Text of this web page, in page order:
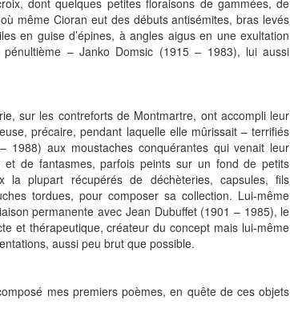
où même Cioran eut des débuts antisémites, bras levés
guise d’épines, à angles aigus en une exultation
– Janko Domsic (1915 – 1983), lui aussi
sur les contreforts de Montmartre, ont accompli leur
précaire, pendant laquelle elle mûrissait – terrifiés
1988) aux moustaches conquérantes qui venait leur
de fantasmes, parfois peints sur un fond de petits
la plupart récupérés de déchèteries, capsules, fils
tordues, pour composer sa collection. Lui-même
permanente avec Jean Dubuffet (1901 – 1985), le
et thérapeutique, créateur du concept mais lui-même
aussi peu brut que possible.
mes premiers poèmes, en quête de ces objets